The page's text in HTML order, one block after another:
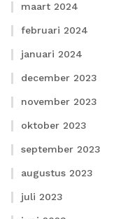
maart 2024
februari 2024
januari 2024
december 2023
november 2023
oktober 2023
september 2023
augustus 2023
juli 2023